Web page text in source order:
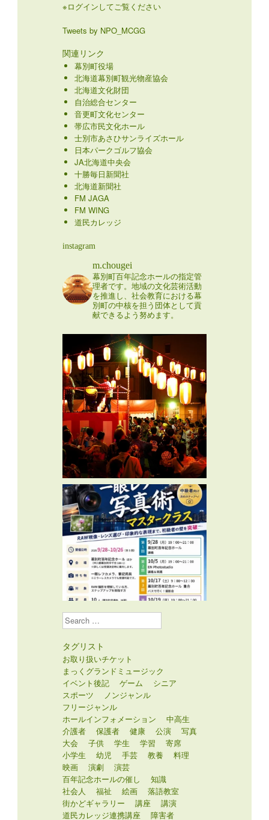
※ログインしてご覧ください
Tweets by NPO_MCGG
関連リンク
幕別町役場
北海道幕別町観光物産協会
北海道文化財団
自治総合センター
音更町文化センター
帯広市民文化ホール
士別市あさひサンライズホール
日本パークゴルフ協会
JA北海道中央会
十勝毎日新聞社
北海道新聞社
FM JAGA
FM WING
道民カレッジ
instagram
m.chougei
幕別町百年記念ホールの指定管
理者です。地域の文化芸術活動
を推進し、社会教育における幕
別町の中核を担う団体として貢
献できるよう努めます。
Search
タグリスト
お取り扱いチケット
まっくグランドミュージック
イベント後記
ゲーム
シニア
スポーツ
ノンジャンル
フリージャンル
ホールインフォメーション
中高生
介護者
保護者 健康 公演
写真
大会
子供 学生 学習
寄席
小学生
幼児 手芸 教養
料理
映画
演劇
演芸
百年記念ホールの催し
知識
社会人
福祉 絵画
落語教室
街かどギャラリー
講座
講演
道民カレッジ連携講座
障害者